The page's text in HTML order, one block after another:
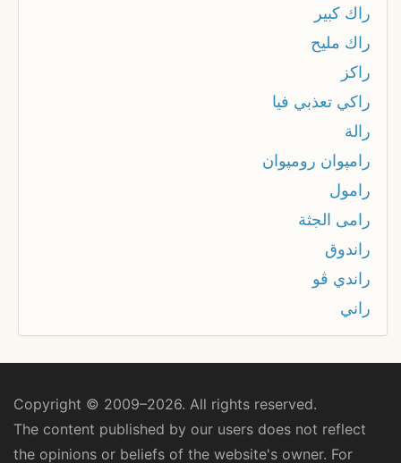
راك كبير
راك مليح
راكز
راكي تعذبي فيا
رالة
رامپوان رومپوان
رامول
رامى الجثة
راندوق
راندي ڤو
راني
Copyright © 2009–2026. All rights reserved.
The content published by our users does not reflect
the opinions or beliefs of the website's owner. For